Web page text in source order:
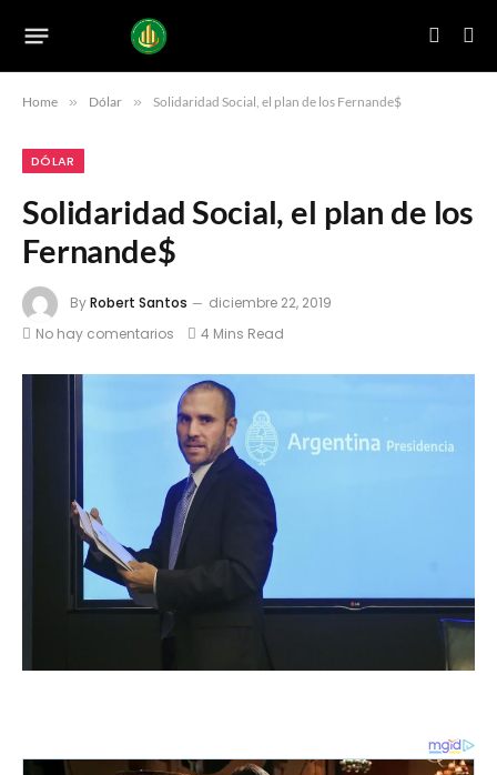
Home » Dólar » Solidaridad Social, el plan de los Fernande$
DÓLAR
Solidaridad Social, el plan de los
Fernande$
ByRobert Santos
diciembre 22, 2019
No hay comentarios
4 Mins Read